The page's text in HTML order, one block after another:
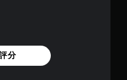
分